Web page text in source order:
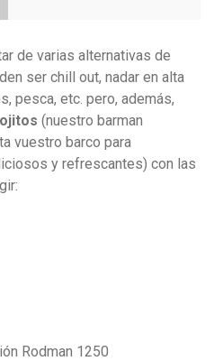
de varias alternativas de
ser chill out, nadar en alta
pesca, etc. pero, además,
(nuestro barman
vuestro barco para
y refrescantes) con las
Rodman 1250